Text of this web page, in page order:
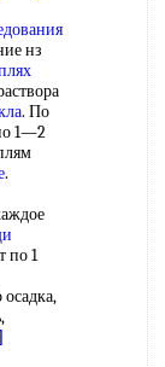
нз
. По
1—2
.
по 1